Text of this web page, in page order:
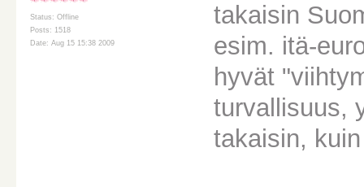
Status: Offline
Posts: 1518
Date: Aug 15 15:38 2009
takaisin
esim. itä-
hyvät
turvallisuus,
takaisin,